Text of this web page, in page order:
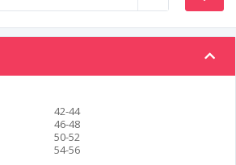
42-44
46-48
50-52
54-56